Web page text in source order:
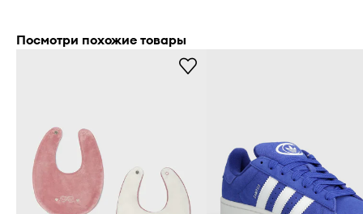
Посмотри похожие товары